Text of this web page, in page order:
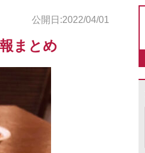
公開日:2022/04/01
まとめ